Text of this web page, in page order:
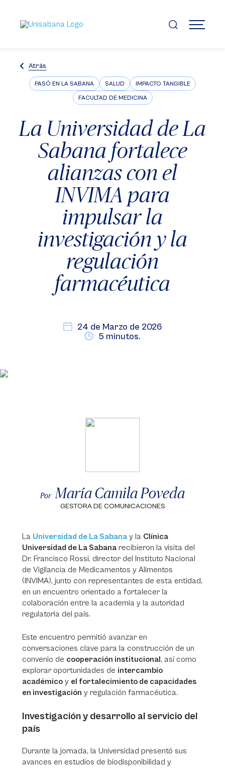
contenido
principal
MENÚ
Atrás
PASÓ EN LA SABANA SALUD IMPACTO TANGIBLE
FACULTAD DE MEDICINA
La Universidad de La
Sabana fortalece
alianzas con el
INVIMA para
impulsar la
investigación y la
regulación
farmacéutica
24 de Marzo de 2026
5 minutos.
Por María Camila Poveda
GESTORA DE COMUNICACIONES
La Universidad de La Sabana y la Clínica
Universidad de La Sabana recibieron la visita del
Dr. Francisco Rossi, director del Instituto Nacional
de Vigilancia de Medicamentos y Alimentos
(INVIMA), junto con representantes de esta entidad,
en un encuentro orientado a fortalecer la
colaboración entre la academia y la autoridad
regulatoria del país.
Este encuentro permitió avanzar en
conversaciones clave para la construcción de un
convenio de cooperación institucional, así como
explorar oportunidades de intercambio
académico y el fortalecimiento de capacidades
en investigación y regulación farmacéutica.
Investigación y desarrollo al servicio del
país
Durante la jornada, la Universidad presentó sus
avances en estudios de biodisponibilidad y